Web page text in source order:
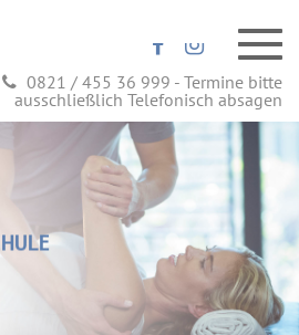
0821 / 455 36 999 - Termine bitte
ausschließlich Telefonisch absagen